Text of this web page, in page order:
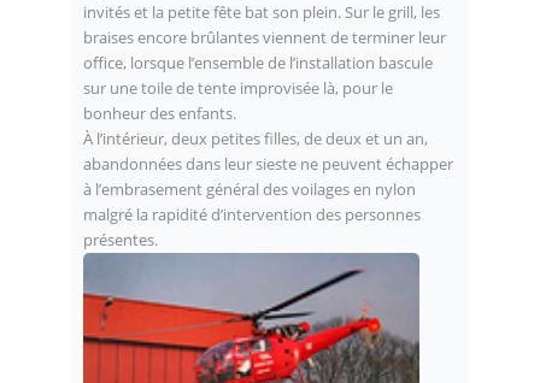
invités et la petite fête bat son plein. Sur le grill, les
braises encore brûlantes viennent de terminer leur
office, lorsque l’ensemble de l’installation bascule
sur une toile de tente improvisée là, pour le
bonheur des enfants.
À l’intérieur, deux petites filles, de deux et un an,
abandonnées dans leur sieste ne peuvent échapper
à l’embrasement général des voilages en nylon
malgré la rapidité d’intervention des personnes
présentes.